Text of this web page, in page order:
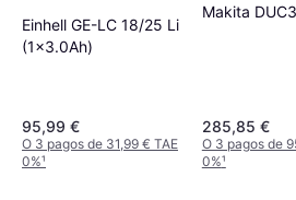
Einhell GE-LC 18/25 Li
(1x3.0Ah)
95,99 €
O 3 pagos de 31,99 € TAE
0%¹
Makita
285,85 €
O 3 pagos de
0%¹